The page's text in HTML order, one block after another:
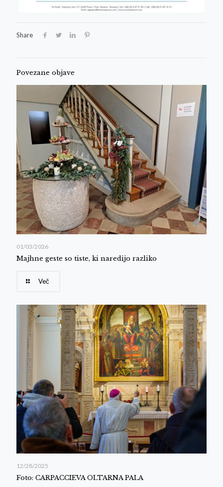
Share
Povezane objave
01/03/2026
Majhne geste so tiste, ki naredijo razliko
Več
12/28/2025
Foto: CARPACCIEVA OLTARNA PALA